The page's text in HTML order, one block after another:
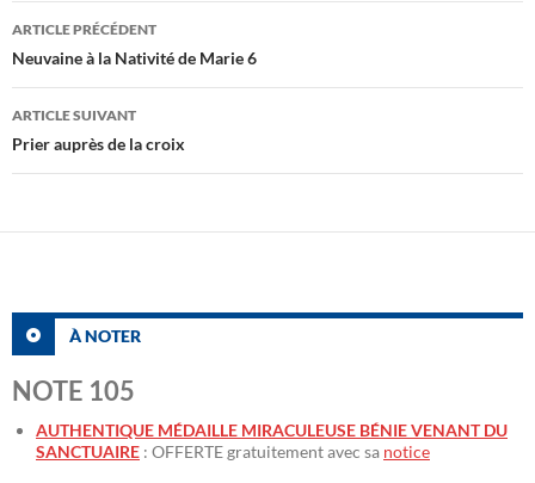
Navigation
des
articles
ARTICLE PRÉCÉDENT
Neuvaine à la Nativité de Marie 6
ARTICLE SUIVANT
Prier auprès de la croix
À NOTER
NOTE 105
AUTHENTIQUE MÉDAILLE MIRACULEUSE BÉNIE VENANT DU
SANCTUAIRE : OFFERTE gratuitement avec sa notice